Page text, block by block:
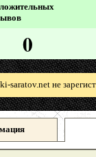
0
saratov.net не